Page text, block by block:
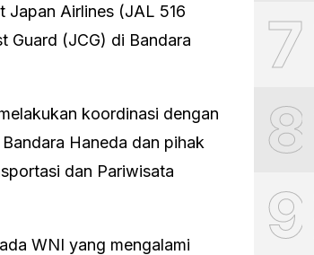
Japan Airlines (JAL 516
Guard (JCG) di Bandara
koordinasi dengan
Haneda dan pihak
dan Pariwisata
WNI yang mengalami
7
8
9